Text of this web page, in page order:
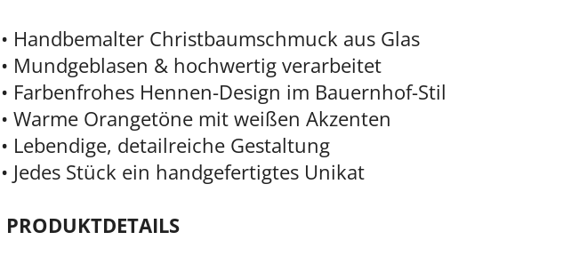
• Handbemalter Christbaumschmuck aus Glas
• Mundgeblasen & hochwertig verarbeitet
• Farbenfrohes Hennen-Design im Bauernhof-Stil
• Warme Orangetöne mit weißen Akzenten
• Lebendige, detailreiche Gestaltung
• Jedes Stück ein handgefertigtes Unikat
PRODUKTDETAILS